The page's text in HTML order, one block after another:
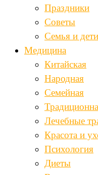
Праздники
Советы
Семья и дети
Медицина
Китайская
Народная
Семейная
Лечебные
Красота и
Психология
Диеты